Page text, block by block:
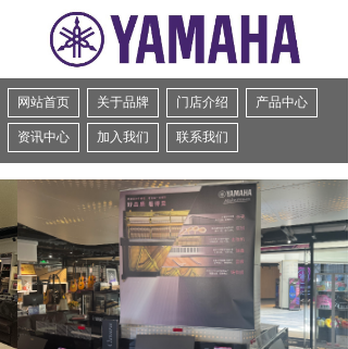
网站首页 关于品牌 门店介绍 产品中心
资讯中心 加入我们 联系我们